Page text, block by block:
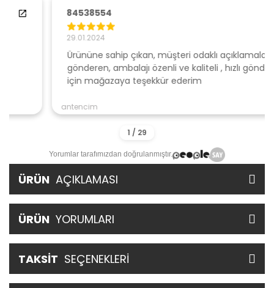
84538554
Ürününe sahip çıkan, müşteri odaklı açıklamalar ile
gönderen, ambalajı özenli ve kaliteli , hızlı gönderi
için mağazaya teşekkür ederim
antencim
Yorumlar tarafımızdan doğrulanmıştır.
ÜRÜN AÇIKLAMASI
ÜRÜN YORUMLARI
TAKSİT SEÇENEKLERİ